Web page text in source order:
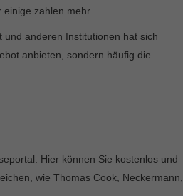
zahlen mehr.
und anderen Institutionen hat sich
anbieten, sondern häufig die
Hier können Sie kostenlos und
wie Thomas Cook, Neckermann,